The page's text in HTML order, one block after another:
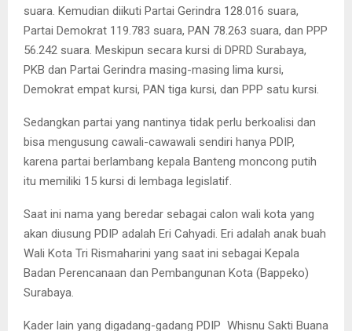
suara. Kemudian diikuti Partai Gerindra 128.016 suara,
Partai Demokrat 119.783 suara, PAN 78.263 suara, dan PPP
56.242 suara. Meskipun secara kursi di DPRD Surabaya,
PKB dan Partai Gerindra masing-masing lima kursi,
Demokrat empat kursi, PAN tiga kursi, dan PPP satu kursi.
Sedangkan partai yang nantinya tidak perlu berkoalisi dan
bisa mengusung cawali-cawawali sendiri hanya PDIP,
karena partai berlambang kepala Banteng moncong putih
itu memiliki 15 kursi di lembaga legislatif.
Saat ini nama yang beredar sebagai calon wali kota yang
akan diusung PDIP adalah Eri Cahyadi. Eri adalah anak buah
Wali Kota Tri Rismaharini yang saat ini sebagai Kepala
Badan Perencanaan dan Pembangunan Kota (Bappeko)
Surabaya.
Kader lain yang digadang-gadang PDIP Whisnu Sakti Buana